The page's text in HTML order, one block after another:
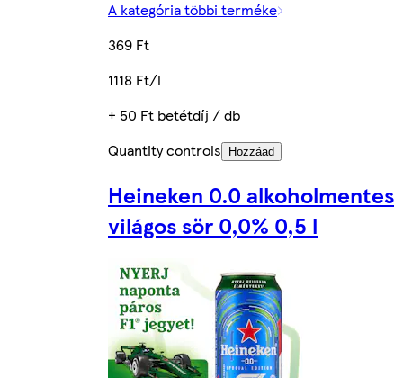
A kategória többi terméke
369 Ft
1118 Ft/l
+ 50 Ft betétdíj / db
Quantity controls
Hozzáad
Heineken 0.0 alkoholmentes
világos sör 0,0% 0,5 l